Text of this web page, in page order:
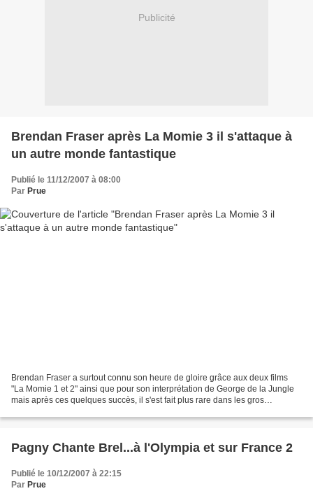
Publicité
Brendan Fraser après La Momie 3 il s'attaque à
un autre monde fantastique
Publié le 11/12/2007 à 08:00
Par Prue
Brendan Fraser a surtout connu son heure de gloire grâce aux deux films
"La Momie 1 et 2" ainsi que pour son interprétation de George de la Jungle
mais après ces quelques succès, il s'est fait plus rare dans les gros
Pagny Chante Brel...à l'Olympia et sur France 2
Publié le 10/12/2007 à 22:15
Par Prue